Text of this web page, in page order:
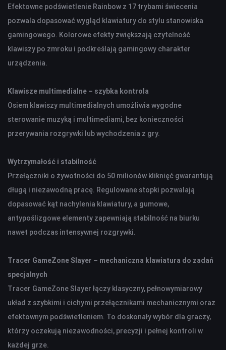
OŚWIETLENIE SOLARNE
LAMPY PODŁOGOWE
POWER BANKI
OBUDOWY HDD, HUBY USB
HUBY USB
CZYTNIK KART
HOBBY & TRAVEL
NAMIOTY I MATY
PRYSZNICE TURYSTYCZNE
NARZĘDZIA
AKCESORIA SAMOCHODOWE
ALKOMATY
KOMPRESORY
ODKURZACZE
ZASILANIE
ŁADOWARKI
Efektowne podświetlenie Rainbow z 17 trybami świecenia
pozwala dopasować wygląd klawiatury do stylu stanowiska
gamingowego. Kolorowe efekty zwiększają czytelność
klawiszy po zmroku i podkreślają gamingowy charakter
urządzenia.
Klawisze multimedialne – szybka kontrola
Osiem klawiszy multimedialnych umożliwia wygodne
sterowanie muzyką i multimediami, bez konieczności
przerywania rozgrywki lub wychodzenia z gry.
Wytrzymałość i stabilność
Przełączniki o żywotności do 50 milionów kliknięć gwarantują
długą i niezawodną pracę. Regulowane stopki pozwalają
dopasować kąt nachylenia klawiatury, a gumowe,
antypoślizgowe elementy zapewniają stabilność na biurku
nawet podczas intensywnej rozgrywki.
Tracer GameZone Slayer – mechaniczna klawiatura do zadań
specjalnych
Tracer GameZone Slayer łączy klasyczny, pełnowymiarowy
układ z szybkimi i cichymi przełącznikami mechanicznymi oraz
efektownym podświetleniem. To doskonały wybór dla graczy,
którzy oczekują niezawodności, precyzji i pełnej kontroli w
każdej grze.